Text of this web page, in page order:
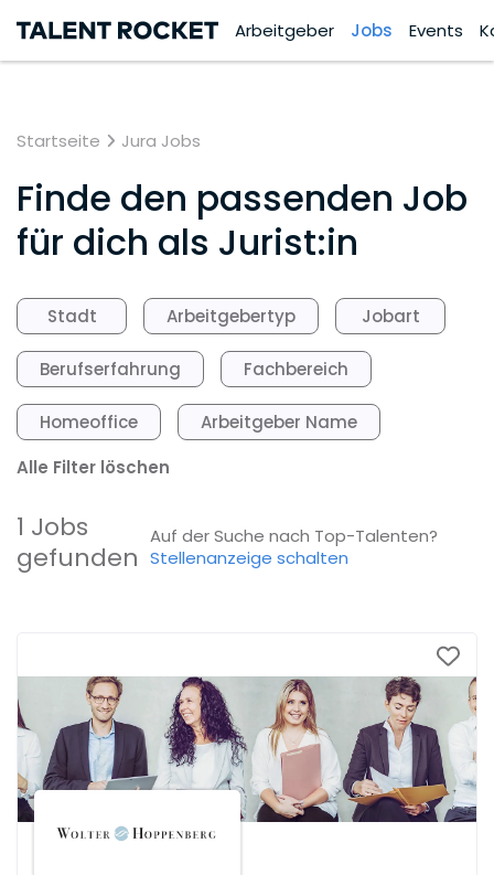
Arbeitgeber Jobs Events
Startseite Jura Jobs
Finde den passenden Job
für dich als Jurist:in
Stadt Arbeitgebertyp Jobart
Berufserfahrung Fachbereich
Homeoffice
Arbeitgeber Name
Alle Filter löschen
1 Jobs
gefunden
Auf der Suche nach Top-Talenten?
Stellenanzeige schalten